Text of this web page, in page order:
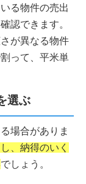
る物件の売出
認できます。
が異なる物件
って、平米単
選ぶ
場合がありま
、納得のいく
でしょう。